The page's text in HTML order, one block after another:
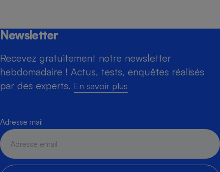
Newsletter
Recevez gratuitement notre newsletter
hebdomadaire ! Actus, tests, enquêtes réalisés
par des experts. En savoir plus
Adresse mail